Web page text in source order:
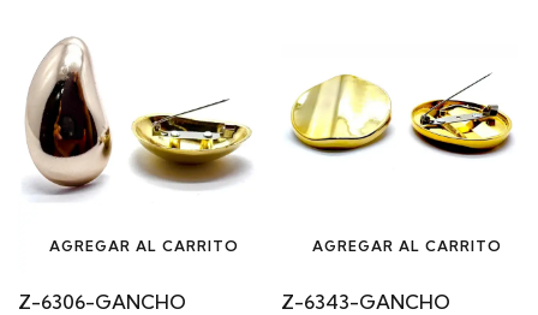
AGREGAR AL CARRITO
Z-6306-GANCHO
AGREGAR AL CARRITO
Z-6343-GANCHO